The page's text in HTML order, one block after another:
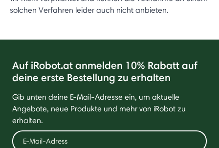
solchen Verfahren leider auch nicht anbieten.
Auf iRobot.at anmelden 10% Rabatt auf
deine erste Bestellung zu erhalten
Gib unten deine E-Mail-Adresse ein, um aktuelle
Angebote, neue Produkte und mehr von iRobot zu
erhalten.